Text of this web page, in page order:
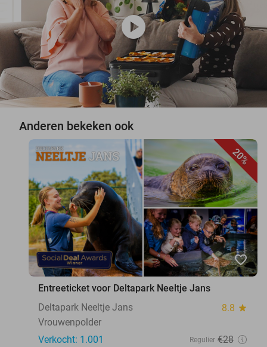
play_circle
Anderen bekeken ook
20%
favorite_border
Entreeticket voor Deltapark Neeltje Jans
Deltapark Neeltje Jans
8.8 star
Vrouwenpolder
Verkocht: 1.001
Regulier €28